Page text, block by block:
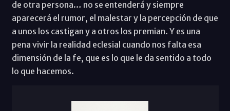
de otra persona… no se entenderá y siempre
aparecerá el rumor, el malestar y la percepción de que
a unos los castigan y a otros los premian. Y es una
pena vivir la realidad eclesial cuando nos falta esa
dimensión de la fe, que es lo que le da sentido a todo
lo que hacemos.